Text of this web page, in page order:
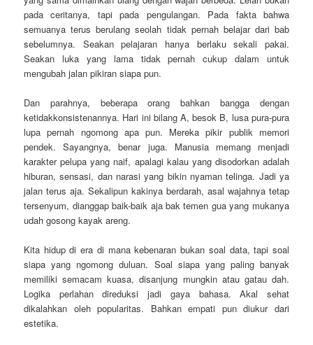
pada ceritanya, tapi pada pengulangan. Pada fakta bahwa
semuanya terus berulang seolah tidak pernah belajar dari bab
sebelumnya. Seakan pelajaran hanya berlaku sekali pakai.
Seakan luka yang lama tidak pernah cukup dalam untuk
mengubah jalan pikiran siapa pun.
Dan parahnya, beberapa orang bahkan bangga dengan
ketidakkonsistenannya. Hari ini bilang A, besok B, lusa pura-pura
lupa pernah ngomong apa pun. Mereka pikir publik memori
pendek. Sayangnya, benar juga. Manusia memang menjadi
karakter pelupa yang naif, apalagi kalau yang disodorkan adalah
hiburan, sensasi, dan narasi yang bikin nyaman telinga. Jadi ya
jalan terus aja. Sekalipun kakinya berdarah, asal wajahnya tetap
tersenyum, dianggap baik-baik aja bak temen gua yang mukanya
udah gosong kayak areng.
Kita hidup di era di mana kebenaran bukan soal data, tapi soal
siapa yang ngomong duluan. Soal siapa yang paling banyak
memiliki semacam kuasa, disanjung mungkin atau gatau dah.
Logika perlahan direduksi jadi gaya bahasa. Akal sehat
dikalahkan oleh popularitas. Bahkan empati pun diukur dari
estetika.